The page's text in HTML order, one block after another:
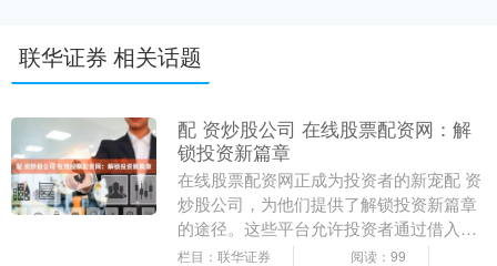
联华证券 相关话题
配 资炒股公司 在线股票配资网：解
锁投资新篇章
在线股票配资网正成为投资者的新宠配 资
炒股公司，为他们提供了解锁投资新篇章
的途径。这些平台允许投资者通过借入资
金来放大其投资，从而提高潜在收益。 配
栏目：联华证券 阅读：99